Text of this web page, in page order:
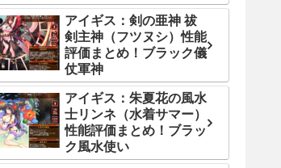
アイギス：剣の亜神 祓
剣主神（フツヌシ）性能
評価まとめ！ブラック儀
仗軍神
アイギス：朱夏花の風水
士リンネ（水着サマー）
性能評価まとめ！ブラッ
ク風水使い